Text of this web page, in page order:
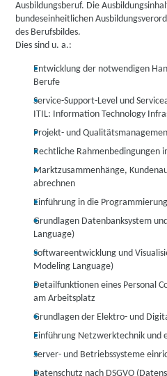
Ausbildungsberuf. Die
bundeseinheitlichen
des Berufsbildes.
Dies sind u. a.:
Entwicklung der notwendigen
Berufe
Service-Support-Level und
ITIL: Information Technology
Projekt- und
Rechtliche Rahmenbedingungen
Marktzusammenhänge,
abrechnen
Einführung in die
Grundlagen Datenbanksystem
Language)
Softwareentwicklung und
Modeling Language)
Detailfunktionen eines Personal
am Arbeitsplatz
Grundlagen der Elektro- und
Einführung Netzwerktechnik
Server- und Betriebssysteme
Datenschutz nach DSGVO